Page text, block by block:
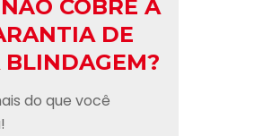
COBRE A
DE
BLINDAGEM?
do que você